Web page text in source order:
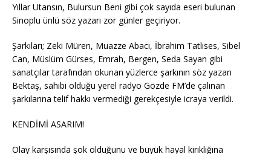
Yıllar Utansın, Bulursun Beni gibi çok sayıda eseri bulunan
Sinoplu ünlü söz yazarı zor günler geçiriyor.
Şarkıları; Zeki Müren, Muazze Abacı, İbrahim Tatlıses, Sibel
Can, Müslüm Gürses, Emrah, Bergen, Seda Sayan gibi
sanatçılar tarafından okunan yüzlerce şarkının söz yazarı
Bektaş, sahibi olduğu yerel radyo Gözde FM’de çalınan
şarkılarına telif hakkı vermediği gerekçesiyle icraya verildi.
KENDİMİ ASARIM!
Olay karşısında şok olduğunu ve büyük hayal kırıklığına